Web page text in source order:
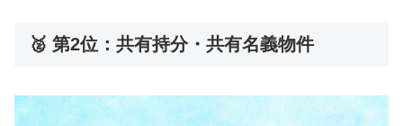
🥈 第2位：共有持分・共有名義物件